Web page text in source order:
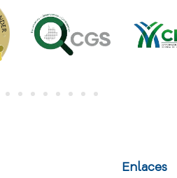
Enlaces